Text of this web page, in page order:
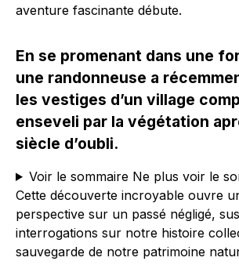
aventure fascinante débute.
En se promenant dans une
une randonneuse a
les vestiges d’un village
enseveli par la végétation
siècle d’oubli.
Voir le sommaire Ne plus voir le
Cette découverte incroyable ouvre
perspective sur un passé négligé,
interrogations sur notre histoire
sauvegarde de notre patrimoine